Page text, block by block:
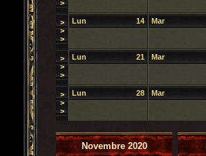
>
>
>
>
14
Lun Mar
>
>
>
21
Lun Mar
>
>
>
28
Lun Mar
Novembre 2020